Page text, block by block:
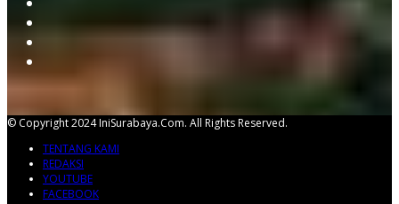
© Copyright 2024 IniSurabaya.com. All Rights Reserved.
TENTANG KAMI
REDAKSI
YOUTUBE
FACEBOOK